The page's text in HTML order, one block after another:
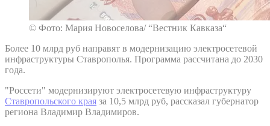
© Фото: Мария Новоселова/ “Вестник Кавказа“
Более 10 млрд руб направят в модернизацию электросетевой
инфраструктуры Ставрополья. Программа рассчитана до 2030
года.
"Россети" модернизируют электросетевую инфраструктуру
Ставропольского края за 10,5 млрд руб, рассказал губернатор
региона Владимир Владимиров.